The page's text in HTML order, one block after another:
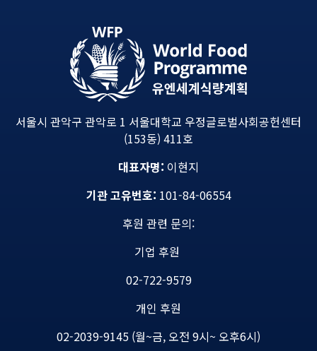
서울시 관악구 관악로 1 서울대학교 우정글로벌사회공헌센터
(153동) 411호
대표자명: 이현지
기관 고유번호: 101-84-06554
후원 관련 문의:
기업 후원
02-722-9579
개인 후원
02-2039-9145 (월~금, 오전 9시~ 오후6시)